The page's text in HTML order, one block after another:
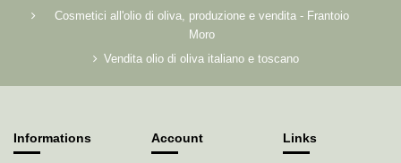
Cosmetici all'olio di oliva, produzione e vendita - Frantoio
Moro
Vendita olio di oliva italiano e toscano
Informations Account Links